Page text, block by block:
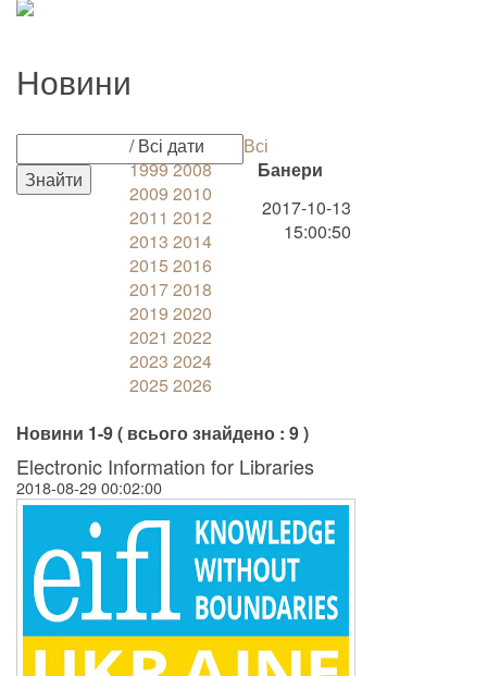
Новини
/ Всі дати
19992008
2009 2010
2011 2012
2013 2014
2015 2016
20172018
2019 2020
2021 2022
2023 2024
2025 2026
Всі
Банери
2017-10-13
15:00:50
Новини 1-9 ( всього знайдено : 9 )
Electronic Information for Libraries
2018-08-29 00:02:00